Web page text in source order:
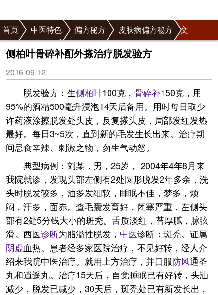
首页 中医特色 偏方秘方
皮肤病偏方秘方
脱发偏方秘方
正文
侧柏叶骨碎补酊外搽治疗脱发验方
2016-09-12
脱发验方：生侧柏叶100克， 骨碎补150克，用
95%的酒精500毫升浸泡14天后备用。用时每日取少
许药液涂擦脱发处头皮，反复搽头皮，局部发红发热
最好。每日3~5次，直到新的毛发生长出来。治疗期
间忌食辛辣、刺激之物，勿生气动怒。
典型病例：刘某，男，25岁， 2004年4年8月来
我院就诊，发现头部左侧有2处圆形脱发2年多余，洗
头时脱发较多，油多发细软，睡眠不佳，梦多，烦
闷，汗多，面赤。查毛囊发育好，闭塞严重，左侧头
部有2处5分钱大小的斑秃。舌质淡红，苔厚腻，脉弦
滑。西医诊断为脂溢性脱发， 中医诊断：斑秃。证属
阴虚血热。患者经多家医院治疗，不见好转，经人介
绍来我院中医治疗。就用上方治疗，并口服防风通圣
丸和逍遥丸。治疗15天后，自觉睡眠已有好转，头油
减少，脱发已减少，30天后，斑秃处已有新发长出，